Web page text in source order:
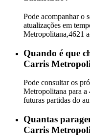
Pode acompanhar o
atualizações em
Metropolitana,4621
Quando é que
Carris
Pode consultar os
Metropolitana para a
futuras partidas do
Quantas
Carris